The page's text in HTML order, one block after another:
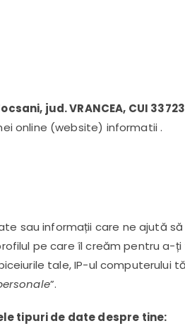
jud. VRANCEA, CUI
online (website) informatii .
sau informații care ne ajută
pe care îl creăm pentru
tale, IP-ul
”.
tipuri de date despre tine: